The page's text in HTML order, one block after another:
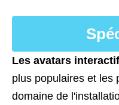
Les avatars
plus populaires et les
domaine de